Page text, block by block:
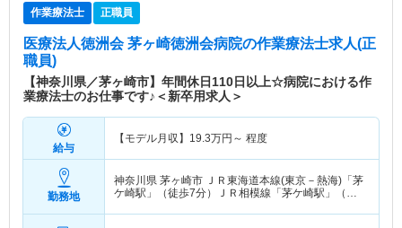
作業療法士 正職員
医療法人徳洲会 茅ヶ崎徳洲会病院の作業療法士求人(正
職員)
【神奈川県／茅ヶ崎市】年間休日110日以上☆病院における作
業療法士のお仕事です♪＜新卒用求人＞
給与
【モデル月収】 19.3万円～ 程度
勤務地
神奈川県 茅ヶ崎市 ＪＲ東海道本線(東京－熱海)「茅
ケ崎駅」（徒歩7分）ＪＲ相模線「茅ケ崎駅」（徒